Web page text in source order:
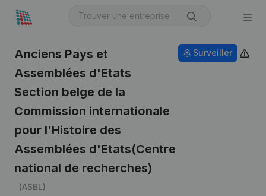
Anciens Pays et
Assemblées d'Etats
Section belge de la
Commission internationale
pour l'Histoire des
Assemblées d'Etats(Centre
national de recherches)
(ASBL)
Surveiller